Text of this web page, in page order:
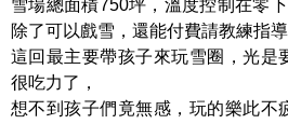
雪場總面積750坪，溫度控制在零
除了可以戲雪，還能付費請教練指導
這回最主要帶孩子來玩雪圈，光是
很吃力了，
想不到孩子們竟無感，玩的樂此不